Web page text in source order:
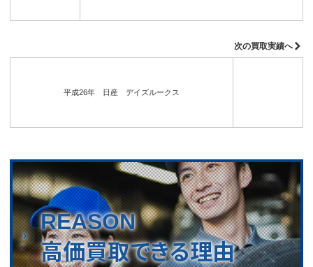
次の買取実績へ
平成26年 日産 デイズルークス
REASON
高価買取できる理由